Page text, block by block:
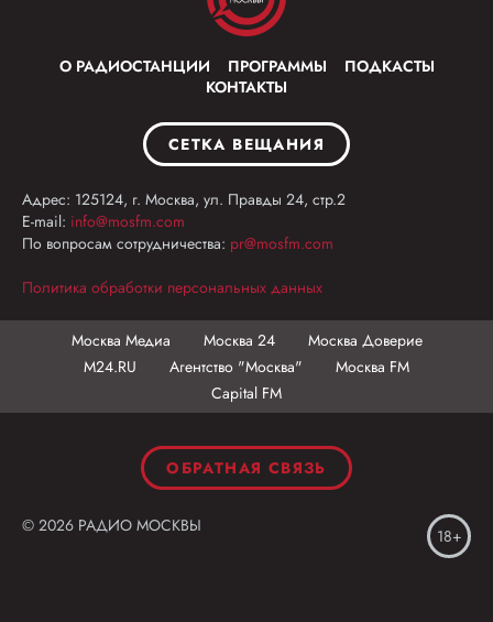
О РАДИОСТАНЦИИ ПРОГРАММЫ
ПОДКАСТЫ
КОНТАКТЫ
СЕТКА ВЕЩАНИЯ
Адрес: 125124, г. Москва, ул. Правды 24, стр.2
E-mail: info@mosfm.com
По вопросам сотрудничества: pr@mosfm.com
Политика обработки персональных данных
Москва Медиа Москва 24
Москва Доверие
М24.RU
Агентство "Москва"
Москва FM
Capital FM
© 2026 РАДИО МОСКВЫ
ОБРАТНАЯ СВЯЗЬ
18+